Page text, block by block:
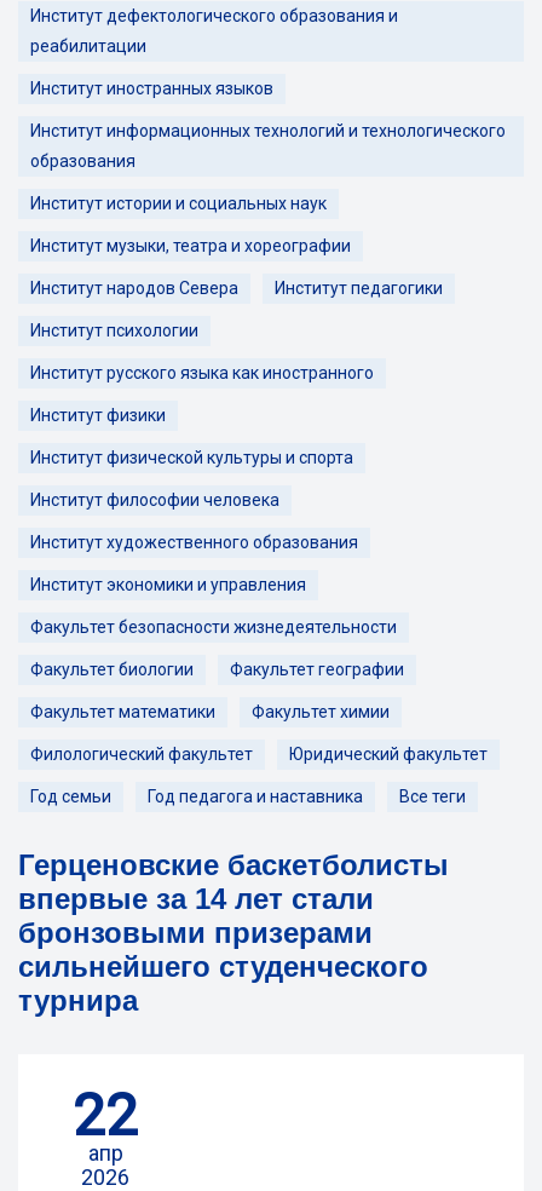
Институт дефектологического образования и
реабилитации
Институт иностранных языков
Институт информационных технологий и технологического
образования
Институт истории и социальных наук
Институт музыки, театра и хореографии
Институт народов Севера Институт педагогики
Институт психологии
Институт русского языка как иностранного
Институт физики
Институт физической культуры и спорта
Институт философии человека
Институт художественного образования
Институт экономики и управления
Факультет безопасности жизнедеятельности
Факультет биологии Факультет географии
Факультет математики Факультет химии
Филологический факультет Юридический факультет
Год семьи Год педагога и наставника Все теги
Герценовские баскетболисты
впервые за 14 лет стали
бронзовыми призерами
сильнейшего студенческого
турнира
22
апр
2026